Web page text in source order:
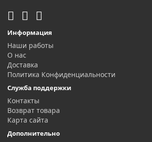
Информация
Наши работы
О нас
Доставка
Политика Конфиденциальности
Служба поддержки
Контакты
Возврат товара
Карта сайта
Дополнительно